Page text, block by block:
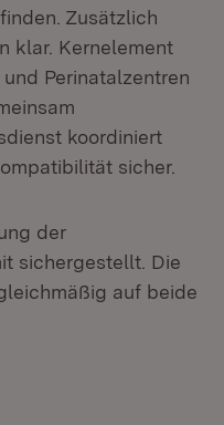
Zusätzlich
klar. Kernelement
Perinatalzentren
koordiniert
sicher.
der
sichergestellt. Die
auf beide